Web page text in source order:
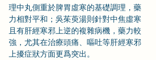
理中丸側重於脾胃虛寒的基礎調理，藥
力相對平和；吳茱萸湯則針對中焦虛寒
且有肝經寒邪上逆的複雜病機，藥力較
強，尤其在治療頭痛、嘔吐等肝經寒邪
上擾症狀方面更爲突出。